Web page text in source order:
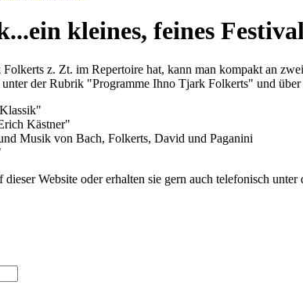
kleines, feines
z. Zt. im Repertoire hat, kann man kompakt an
der Rubrik "Programme Ihno Tjark Folkerts" und
Kästner"
Musik von Bach, Folkerts, David und Paganini
Website oder erhalten sie gern auch telefonisch